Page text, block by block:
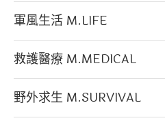
軍風生活 M.LIFE
救護醫療 M.MEDICAL
野外求生 M.SURVIVAL